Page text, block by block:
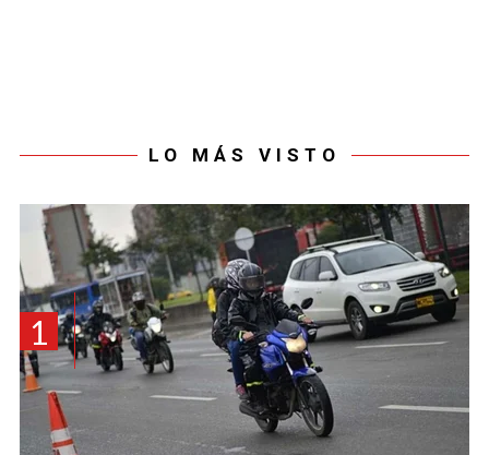
LO MÁS VISTO
1